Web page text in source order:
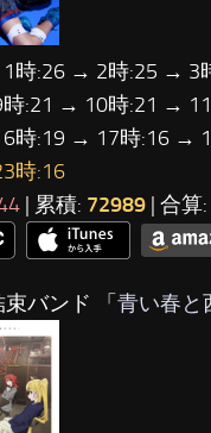
時:26 → 2時:25 →
:21 → 10時:21 →
時:19 → 17時:16 →
時:16
| 累積: 72989 | 合算:
バンド 「 青い春と